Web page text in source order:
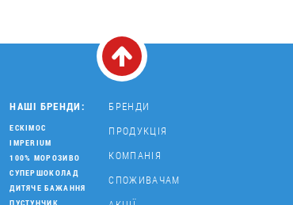
НАШІ БРЕНДИ:
ЕСКІМОС
IMPERIUM
100% МОРОЗИВО
СУПЕРШОКОЛАД
ДИТЯЧЕ БАЖАННЯ
БРЕНДИ
ПРОДУКЦІЯ
КОМПАНІЯ
СПОЖИВАЧАМ